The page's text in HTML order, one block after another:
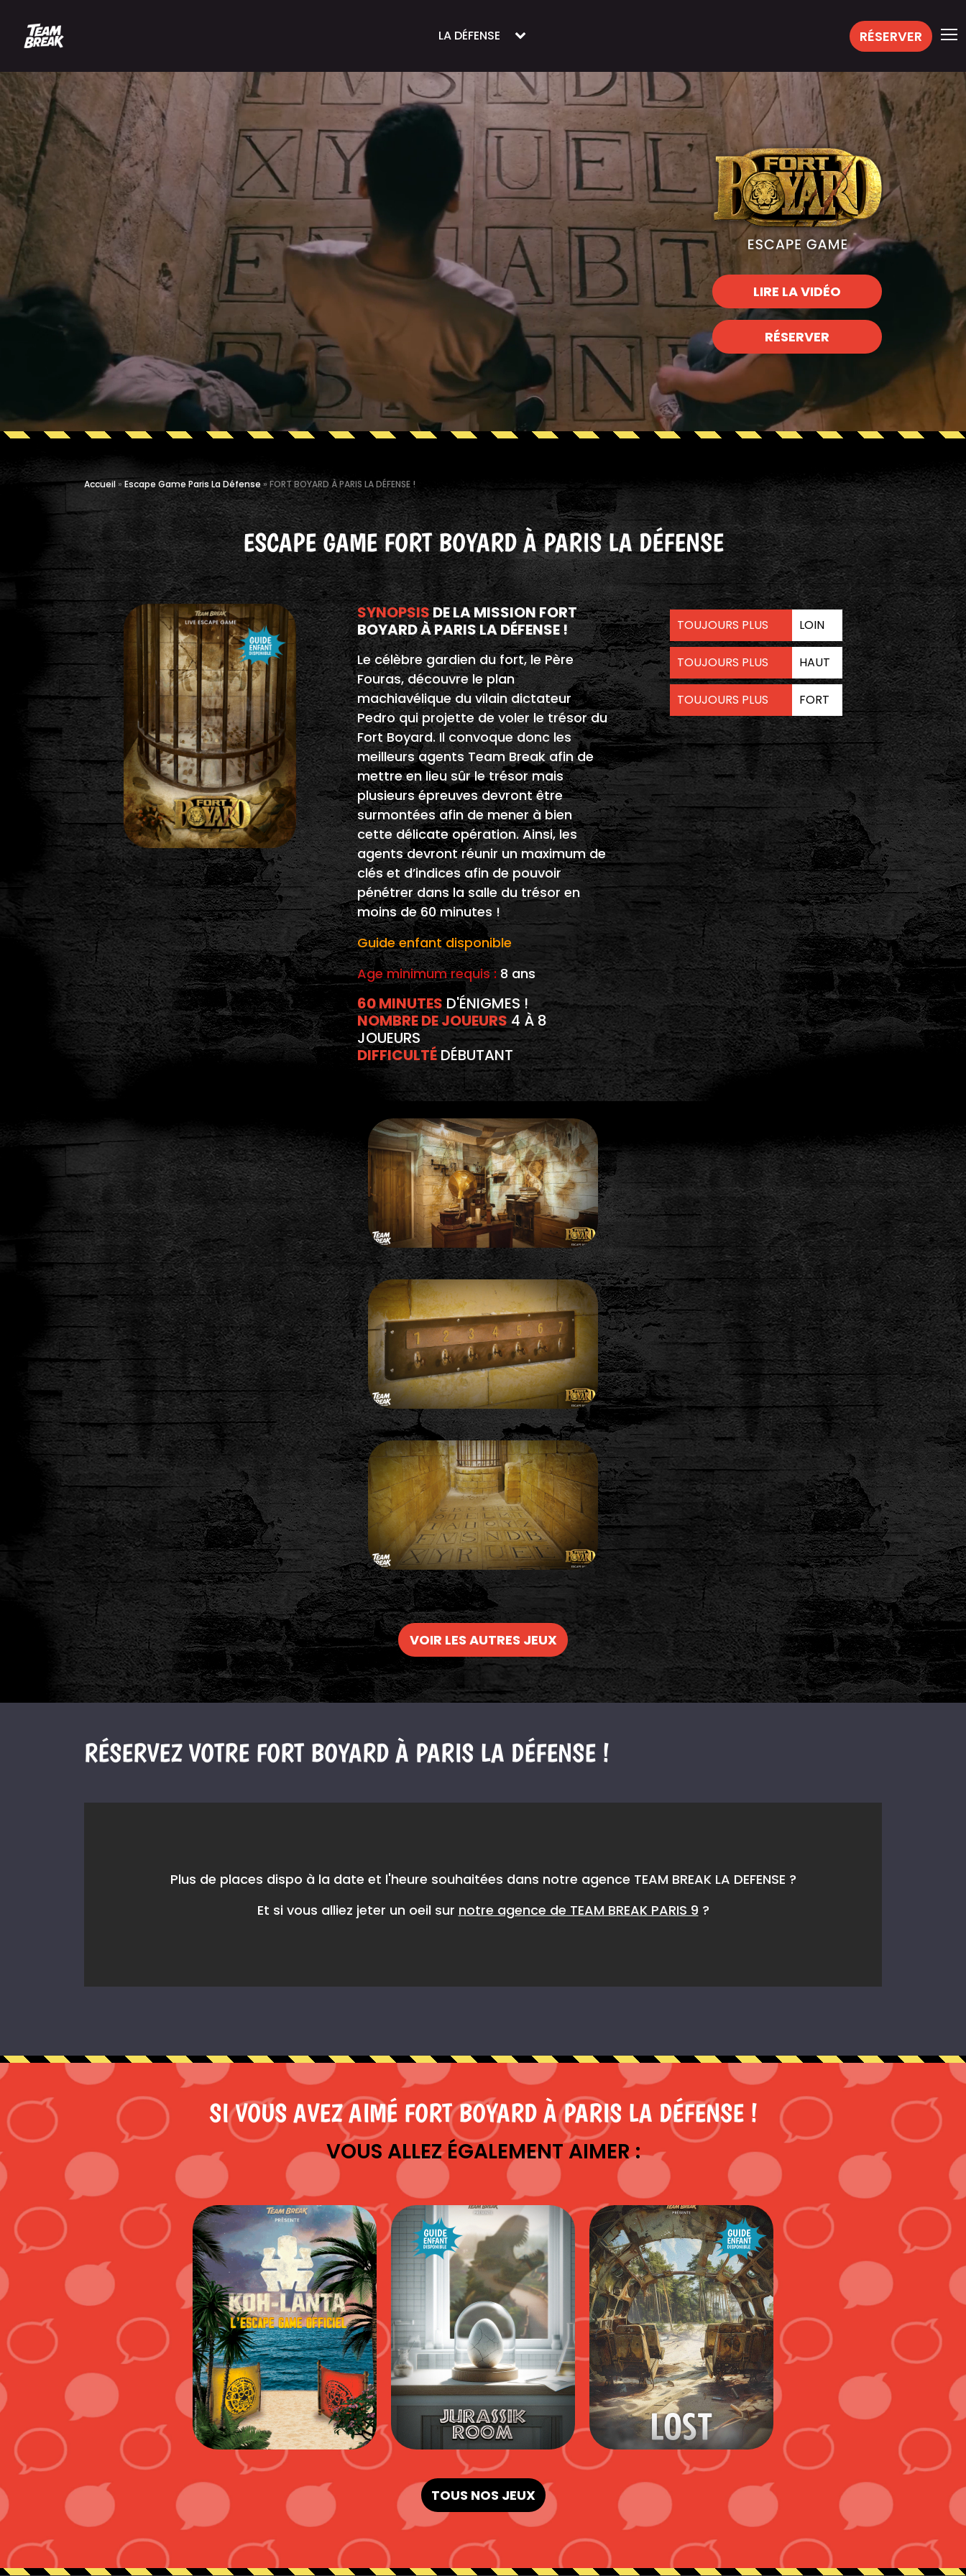
LA DÉFENSE RÉSERVER
LIRE LA VIDÉO
RÉSERVER
Accueil » Escape Game Paris La Défense» FORT BOYARD À PARIS LA DÉFENSE !
ESCAPE GAME FORT BOYARD À PARIS LA DÉFENSE
SYNOPSISDE LA MISSION FORT
BOYARD À PARIS LA DÉFENSE !
Le célèbre gardien du fort, le Père
Fouras, découvre le plan
machiavélique du vilain dictateur
Pedro qui projette de voler le trésor du
Fort Boyard. Il convoque donc les
meilleurs agents Team Break afin de
mettre en lieu sûr le trésor mais
plusieurs épreuves devront être
surmontées afin de mener à bien
cette délicate opération. Ainsi, les
agents devront réunir un maximum de
clés et d’indices afin de pouvoir
pénétrer dans la salle du trésor en
moins de 60 minutes !
Guide enfant disponible
Age minimum requis: 8 ans
60 MINUTES D'ÉNIGMES !
NOMBRE DE JOUEURS 4 À 8
JOUEURS
DIFFICULTÉDÉBUTANT
TOUJOURS PLUS LOIN
TOUJOURS PLUS HAUT
TOUJOURS PLUS FORT
VOIR LES AUTRES JEUX
RÉSERVEZ VOTRE FORT BOYARD À PARIS LA DÉFENSE !
Plus de places dispo à la date et l'heure souhaitées dans notre agence TEAM BREAK LA DEFENSE ?
Et si vous alliez jeter un oeil sur notre agence de TEAM BREAK PARIS 9 ?
SI VOUS AVEZ AIMÉ FORT BOYARD À PARIS LA DÉFENSE !
VOUS ALLEZ ÉGALEMENT AIMER :
TOUS NOS JEUX